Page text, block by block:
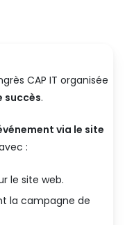
CAP IT organisée
succès.
via le site
:
le site web.
la campagne de